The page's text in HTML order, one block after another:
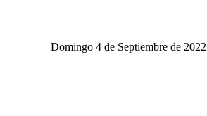
Domingo 4 de Septiembre de 2022